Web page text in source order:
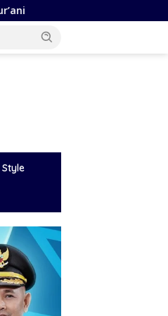
Latif Perkuat SDM,